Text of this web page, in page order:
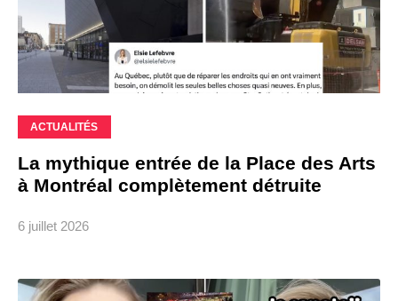
ACTUALITÉS
La mythique entrée de la Place des Arts
à Montréal complètement détruite
6 juillet 2026